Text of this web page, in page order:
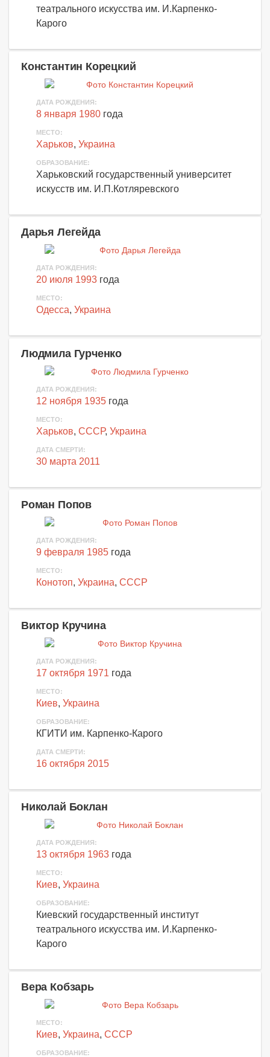
театрального искусства им. И.Карпенко-
Карого
Константин Корецкий
ДАТА РОЖДЕНИЯ:
8 января 1980 года
МЕСТО:
Харьков, Украина
ОБРАЗОВАНИЕ:
Харьковский государственный университет
искусств им. И.П.Котляревского
Дарья Легейда
ДАТА РОЖДЕНИЯ:
20 июля 1993 года
МЕСТО:
Одесса, Украина
Людмила Гурченко
ДАТА РОЖДЕНИЯ:
12 ноября 1935 года
МЕСТО:
Харьков, СССР, Украина
ДАТА СМЕРТИ:
30 марта 2011
Роман Попов
ДАТА РОЖДЕНИЯ:
9 февраля 1985 года
МЕСТО:
Конотоп, Украина, СССР
Виктор Кручина
ДАТА РОЖДЕНИЯ:
17 октября 1971 года
МЕСТО:
Киев, Украина
ОБРАЗОВАНИЕ:
КГИТИ им. Карпенко-Карого
ДАТА СМЕРТИ:
16 октября 2015
Николай Боклан
ДАТА РОЖДЕНИЯ:
13 октября 1963 года
МЕСТО:
Киев, Украина
ОБРАЗОВАНИЕ:
Киевский государственный институт
театрального искусства им. И.Карпенко-
Карого
Вера Кобзарь
МЕСТО:
Киев, Украина, СССР
ОБРАЗОВАНИЕ: